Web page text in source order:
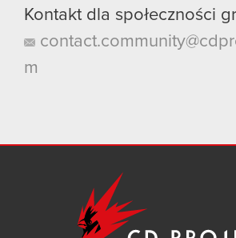
Kontakt dla społeczności
m